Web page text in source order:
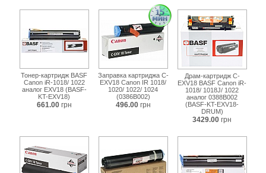
c-
exv18-
th77.html
Тонер-картридж BASF
Canon iR-1018/ 1022
аналог EXV18 (BASF-
KT-EXV18)
661.00 грн
Заправка картриджа C-
EXV18 Canon IR 1018/
1020/ 1022/ 1024
(0386B002)
496.00 грн
Драм-картридж C-
EXV18 BASF Canon iR-
1018/ 1018J/ 1022
аналог 0388B002
(BASF-KT-EXV18-
DRUM)
3429.00 грн